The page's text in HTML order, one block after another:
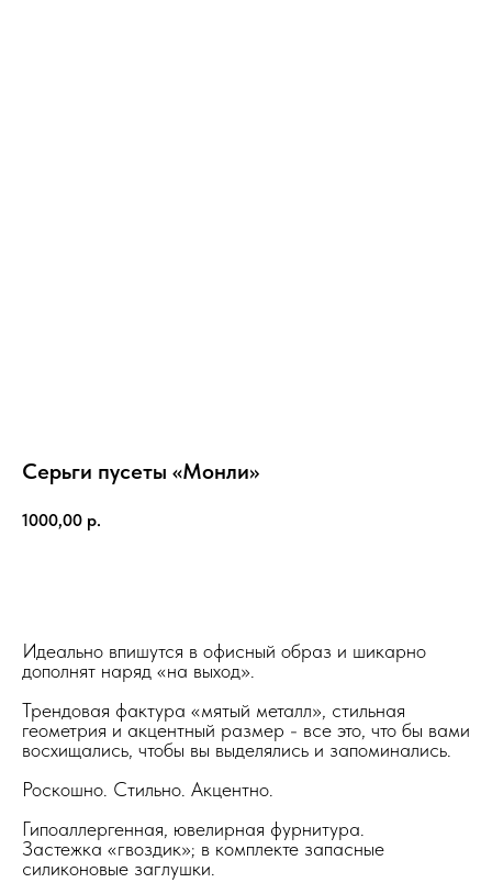
Серьги пусеты «Монли»
1000,00 р.
Идеально впишутся в офисный образ и шикарно
дополнят наряд «на выход».
Трендовая фактура «мятый металл», стильная
геометрия и акцентный размер - все это, что бы вами
восхищались, чтобы вы выделялись и запоминались.
Роскошно. Стильно. Акцентно.
Гипоаллергенная, ювелирная фурнитура.
Застежка «гвоздик»; в комплекте запасные
силиконовые заглушки.